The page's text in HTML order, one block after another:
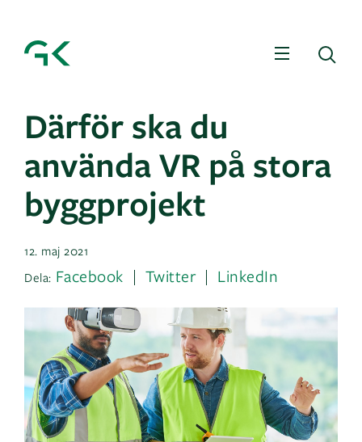
Meny
Därför ska du
använda VR på stora
byggprojekt
12. maj 2021
Dela: Facebook Twitter LinkedIn